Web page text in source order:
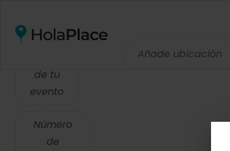
Añade ubicación
de tu
evento
Número
de
Buscar espacios